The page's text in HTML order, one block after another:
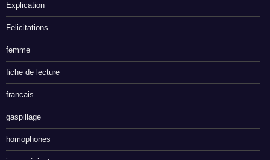
Explication
Felicitations
femme
fiche de lecture
francais
gaspillage
homophones